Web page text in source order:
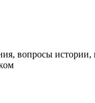
вопросы